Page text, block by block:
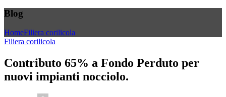
Blog
HomeFiliera corilicola
Filiera corilicola
Contributo 65% a Fondo Perduto per
nuovi impianti nocciolo.